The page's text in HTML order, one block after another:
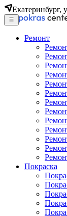
Екатеринбург,
Ремонт
Покраска